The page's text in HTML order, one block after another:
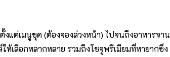
แต่เมนูชุด (ต้องจองล่วงหน้า) ไปจนถึงอาหารจาน
ห้เลือกหลากหลาย รวมถึงโชจูพรีเมียมที่หายากซึ่ง